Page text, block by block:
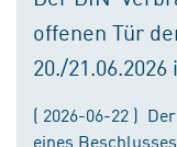
offenen Tür
20./
( 2026-06-22 )
eines